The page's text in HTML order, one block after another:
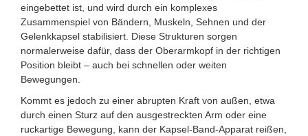
eingebettet ist, und wird durch ein komplexes
Zusammenspiel von Bändern, Muskeln, Sehnen und der
Gelenkkapsel stabilisiert. Diese Strukturen sorgen
normalerweise dafür, dass der Oberarmkopf in der richtigen
Position bleibt – auch bei schnellen oder weiten
Bewegungen.
Kommt es jedoch zu einer abrupten Kraft von außen, etwa
durch einen Sturz auf den ausgestreckten Arm oder eine
ruckartige Bewegung, kann der Kapsel-Band-Apparat reißen,